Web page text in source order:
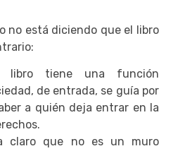
no está diciendo que el libro
libro tiene una función
de entrada, se guía por
a quién deja entrar en la
claro que no es un muro